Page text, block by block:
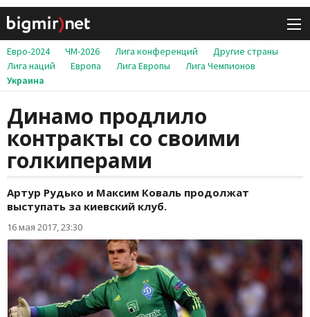
Евро-2024 ЧМ-2026 Лига конференций
Другие страны
Лига наций
Европа Лига Европы
Лига Чемпионов
Украина
Динамо продлило
контракты со своими
голкиперами
Артур Рудько и Максим Коваль продолжат
выступать за киевский клуб.
16 мая 2017, 23:30